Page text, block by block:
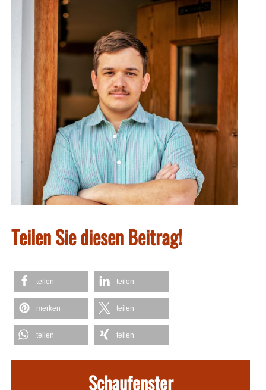
Teilen Sie diesen Beitrag!
teilen teilen
merken teilen
teilen teilen
Schaufenster